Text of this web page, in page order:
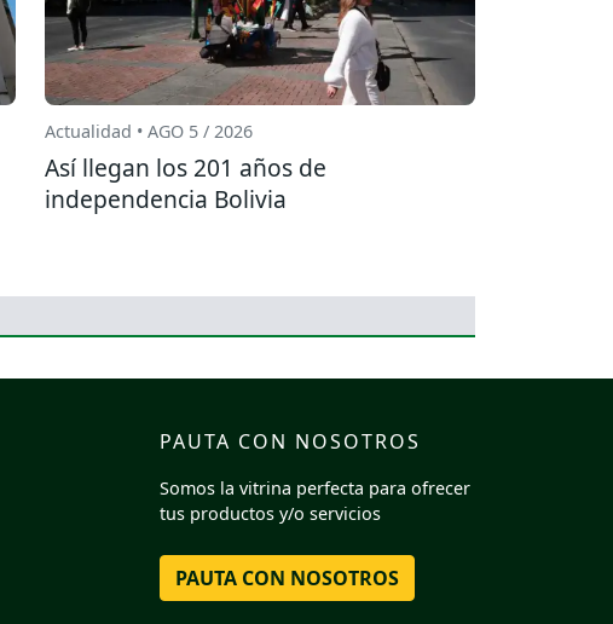
Actualidad • AGO 5 / 2026
Así llegan los 201 años de
independencia Bolivia
PAUTA CON NOSOTROS
Somos la vitrina perfecta para ofrecer
tus productos y/o servicios
PAUTA CON NOSOTROS